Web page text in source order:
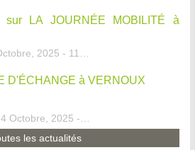
sur LA JOURNÉE MOBILITÉ à
Mardi, 28 Octobre, 2025 - 11:46
D'ÉCHANGE à VERNOUX
Vendredi, 24 Octobre, 2025 - 13:07
les actualités